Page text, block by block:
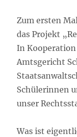
Zum ersten
das Projekt
In
Amtsgericht
Schülerinnen
unser
Was ist